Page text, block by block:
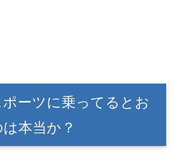
ーツに乗ってるとお
本当か？